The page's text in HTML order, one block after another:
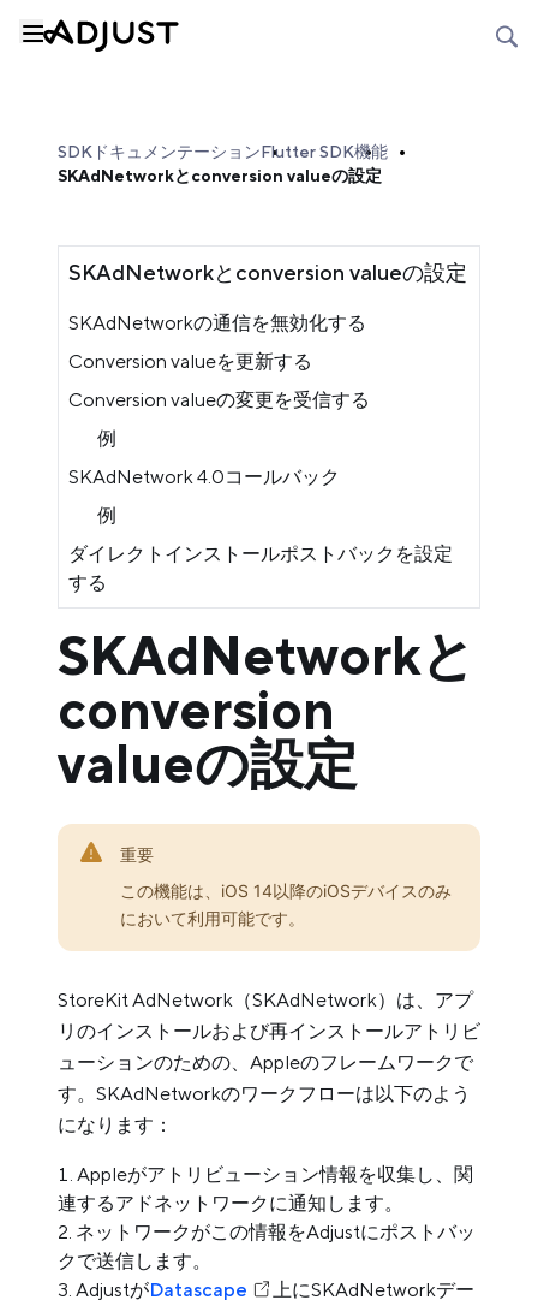
SDKドキュメンテーションFlutter SDK機能
SKAdNetworkとconversion valueの設定
SKAdNetworkとconversion valueの設定
SKAdNetworkの通信を無効化する
Conversion valueを更新する
Conversion valueの変更を受信する
例
SKAdNetwork 4.0コールバック
例
ダイレクトインストールポストバックを設定
する
SKAdNetworkと
conversion
valueの設定
重要
この機能は、iOS 14以降のiOSデバイスのみ
において利用可能です。
StoreKit AdNetwork（SKAdNetwork）は、アプ
リのインストールおよび再インストールアトリビ
ューションのための、Appleのフレームワークで
す。SKAdNetworkのワークフローは以下のよう
になります：
Appleがアトリビューション情報を収集し、関
連するアドネットワークに通知します。
ネットワークがこの情報をAdjustにポストバッ
クで送信します。
AdjustがDatascape
上にSKAdNetworkデー